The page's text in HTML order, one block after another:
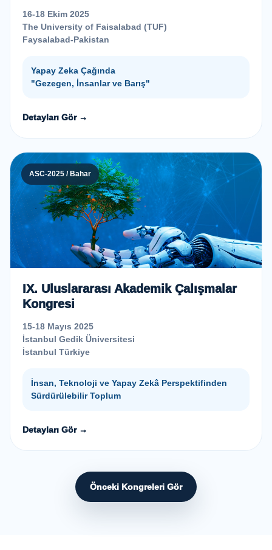
16-18 Ekim 2025
The University of Faisalabad (TUF)
Faysalabad-Pakistan
Yapay Zeka Çağında
"Gezegen, İnsanlar ve Barış"
Detayları Gör →
ASC-2025 / Bahar
IX. Uluslararası Akademik Çalışmalar
Kongresi
15-18 Mayıs 2025
İstanbul Gedik Üniversitesi
İstanbul Türkiye
İnsan, Teknoloji ve Yapay Zekâ Perspektifinden
Sürdürülebilir Toplum
Detayları Gör →
Önceki Kongreleri Gör